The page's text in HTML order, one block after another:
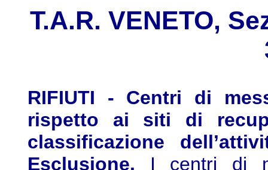
T.A.R. VENETO,
RIFIUTI - Centri di
rispetto ai siti di
classificazione
Esclusione. I centri di